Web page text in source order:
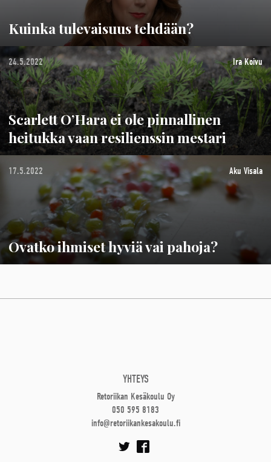
Kuinka tulevaisuus tehdään?
24.5.2022 Ira Koivu
Scarlett O’Hara ei ole pinnallinen
heitukka vaan resilienssin mestari
17.5.2022 Aku Visala
Ovatko ihmiset hyviä vai pahoja?
YHTEYS
Retoriikan Kesäkoulu Oy
050 595 8183
info@retoriikankesakoulu.fi